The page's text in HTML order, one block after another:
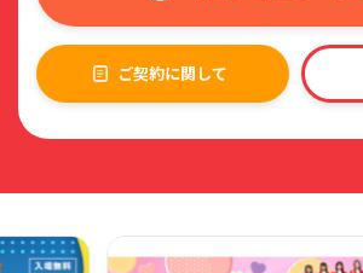
ご契約に関して